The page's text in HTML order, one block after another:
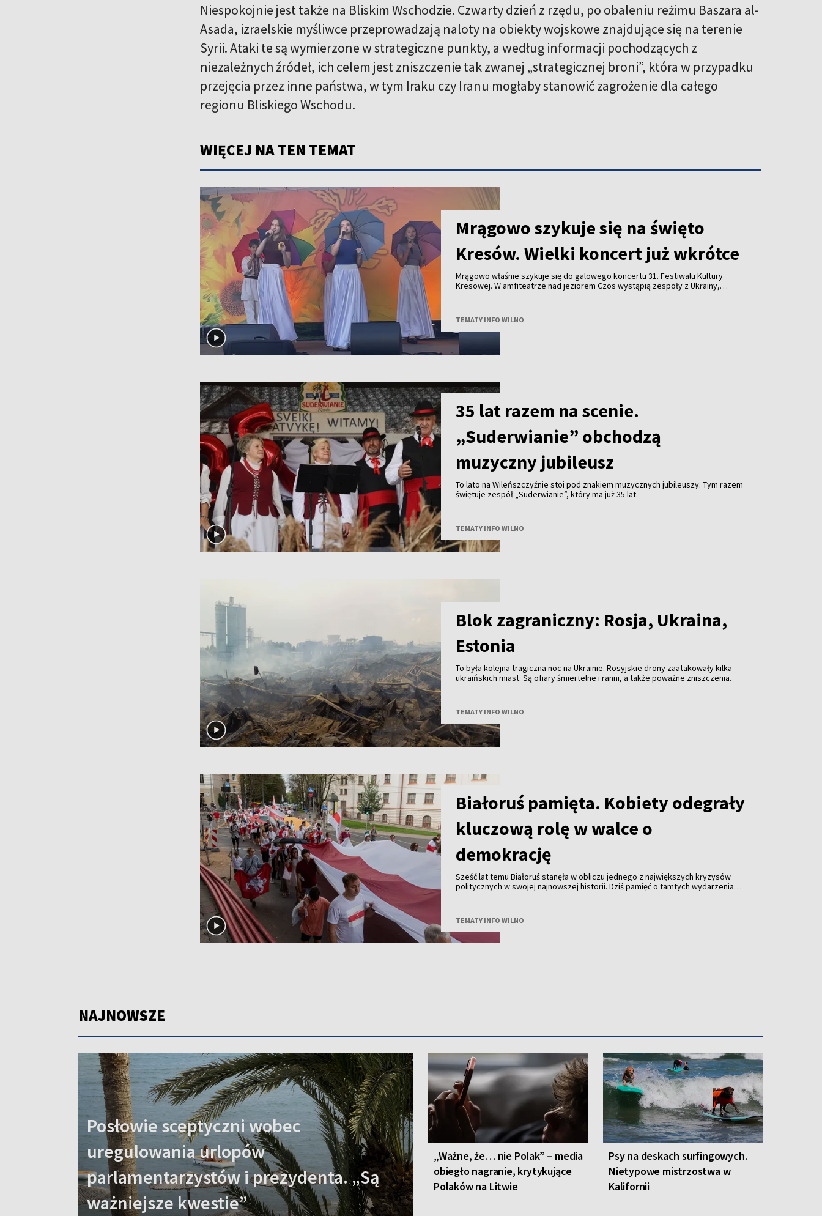
Niespokojnie jest także na Bliskim Wschodzie. Czwarty dzień z rzędu, po obaleniu reżimu Baszara al-
Asada, izraelskie myśliwce przeprowadzają naloty na obiekty wojskowe znajdujące się na terenie
Syrii. Ataki te są wymierzone w strategiczne punkty, a według informacji pochodzących z
niezależnych źródeł, ich celem jest zniszczenie tak zwanej „strategicznej broni”, która w przypadku
przejęcia przez inne państwa, w tym Iraku czy Iranu mogłaby stanowić zagrożenie dla całego
regionu Bliskiego Wschodu.
WIĘCEJ NA TEN TEMAT
Mrągowo szykuje się na święto
Kresów. Wielki koncert już wkrótce
Mrągowo właśnie szykuje się do galowego koncertu 31. Festiwalu Kultury
Kresowej. W amfiteatrze nad jeziorem Czos wystąpią zespoły z Ukrainy,
TEMATY INFO WILNO
35 lat razem na scenie.
„Suderwianie” obchodzą
muzyczny jubileusz
To lato na Wileńszczyźnie stoi pod znakiem muzycznych jubileuszy. Tym razem
świętuje zespół „Suderwianie”, który ma już 35 lat.
TEMATY INFO WILNO
Blok zagraniczny: Rosja, Ukraina,
Estonia
To była kolejna tragiczna noc na Ukrainie. Rosyjskie drony zaatakowały kilka
ukraińskich miast. Są ofiary śmiertelne i ranni, a także poważne zniszczenia.
TEMATY INFO WILNO
Białoruś pamięta. Kobiety odegrały
kluczową rolę w walce o
demokrację
Sześć lat temu Białoruś stanęła w obliczu jednego z największych kryzysów
politycznych w swojej najnowszej historii. Dziś pamięć o tamtych wydarzeniach
TEMATY INFO WILNO
NAJNOWSZE
Posłowie sceptyczni wobec
uregulowania urlopów
parlamentarzystów i prezydenta. „Są
ważniejsze kwestie”
„Ważne, że… nie Polak” – media
obiegło nagranie, krytykujące
Polaków na Litwie
Psy na deskach surfingowych.
Nietypowe mistrzostwa w
Kalifornii